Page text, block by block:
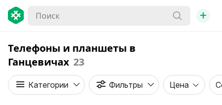
+
Телефоны и планшеты в
Ганцевичах 23
Категории Фильтры Цена